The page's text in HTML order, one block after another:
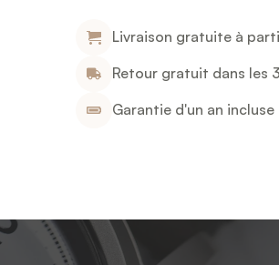
Livraison gratuite à
Retour gratuit dans les
Garantie d'un an incluse